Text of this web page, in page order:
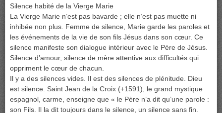
Silence habité de la Vierge Marie
La Vierge Marie n’est pas bavarde ; elle n’est pas muette ni
inhibée non plus. Femme de silence, Marie garde les paroles et
les événements de la vie de son fils Jésus dans son cœur. Ce
silence manifeste son dialogue intérieur avec le Père de Jésus.
Silence d’amour, silence de mère attentive aux difficultés qui
oppriment le cœur de chacun.
Il y a des silences vides. Il est des silences de plénitude. Dieu
est silence. Saint Jean de la Croix (+1591), le grand mystique
espagnol, carme, enseigne que « le Père n’a dit qu’une parole :
son Fils. Il la dit toujours dans le silence, un silence sans fin.